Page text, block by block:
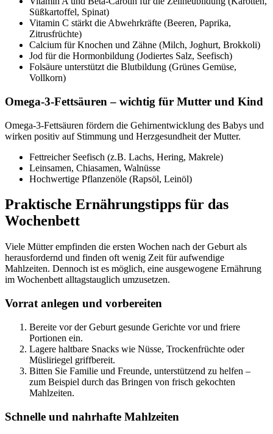
Süßkartoffel, Spinat)
Vitamin C stärkt die Abwehrkräfte (Beeren, Paprika,
Zitrusfrüchte)
Calcium für Knochen und Zähne (Milch, Joghurt, Brokkoli)
Jod für die Hormonbildung (Jodiertes Salz, Seefisch)
Folsäure unterstützt die Blutbildung (Grünes Gemüse,
Vollkorn)
Omega-3-Fettsäuren – wichtig für Mutter und Kind
Omega-3-Fettsäuren fördern die Gehirnentwicklung des Babys und
wirken positiv auf Stimmung und Herzgesundheit der Mutter.
Fettreicher Seefisch (z.B. Lachs, Hering, Makrele)
Leinsamen, Chiasamen, Walnüsse
Hochwertige Pflanzenöle (Rapsöl, Leinöl)
Praktische Ernährungstipps für das
Wochenbett
Viele Mütter empfinden die ersten Wochen nach der Geburt als
herausfordernd und finden oft wenig Zeit für aufwendige
Mahlzeiten. Dennoch ist es möglich, eine ausgewogene Ernährung
im Wochenbett alltagstauglich umzusetzen.
Vorrat anlegen und vorbereiten
Bereite vor der Geburt gesunde Gerichte vor und friere
Portionen ein.
Lagere haltbare Snacks wie Nüsse, Trockenfrüchte oder
Müsliriegel griffbereit.
Bitten Sie Familie und Freunde, unterstützend zu helfen –
zum Beispiel durch das Bringen von frisch gekochten
Mahlzeiten.
Schnelle und nahrhafte Mahlzeiten